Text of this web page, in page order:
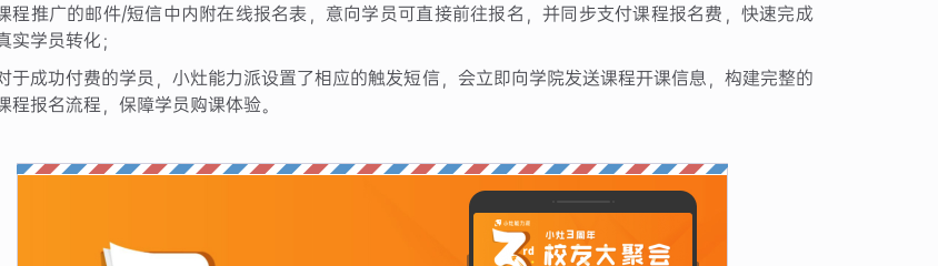
程推广的邮件/短信中内附在线报名表，意向学员可直接前往报名，并同步支付课程报名费，快速完成
实学员转化；
于成功付费的学员，小灶能力派设置了相应的触发短信，会立即向学院发送课程开课信息，构建完整的
程报名流程，保障学员购课体验。